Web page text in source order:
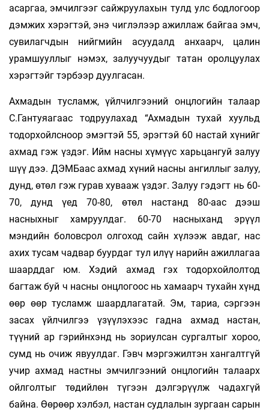
асаргаа, эмчилгээг сайжруулахын тулд улс бодлогоор
дэмжих хэрэгтэй, энэ чиглэлээр ажиллаж байгаа эмч,
сувилагчдын нийгмийн асуудалд анхаарч, цалин
урамшууллыг нэмэх, залуучуудыг татан оролцуулах
хэрэгтэйг тэрбээр дуулгасан.
Ахмадын тусламж, үйлчилгээний онцлогийн талаар
С.Гантуяагаас тодруулахад “Ахмадын тухай хуульд
тодорхойлсноор эмэгтэй 55, эрэгтэй 60 настай хүнийг
ахмад гэж үздэг. Ийм насны хүмүүс харьцангуй залуу
шүү дээ. ДЭМБаас ахмад хүний насны ангиллыг залуу,
дунд, өтөл гэж гурав хувааж үздэг. Залуу гэдэгт нь 60-
70, дунд үед 70-80, өтөл настанд 80-аас дээш
насныхныг хамруулдаг. 60-70 насныханд эрүүл
мэндийн боловсрол олгоход сайн хүлээж авдаг, нас
ахих тусам чадвар буурдаг тул илүү нарийн ажиллагаа
шаарддаг юм. Хэдий ахмад гэх тодорхойлолтод
багтаж буй ч насны онцлогоос нь хамаарч тухайн хүнд
өөр өөр тусламж шаардлагатай. Эм, тариа, сэргээн
засах үйлчилгээ үзүүлэхээс гадна ахмад настан,
түүний ар гэрийнхэнд нь зориулсан сургалтыг хороо,
сумд нь очиж явуулдаг. Гэвч мэргэжилтэн хангалтгүй
учир ахмад настны эмчилгээний онцлогийн талаарх
ойлголтыг төдийлөн түгээн дэлгэрүүлж чадахгүй
байна. Өөрөөр хэлбэл, настан судлалын зургаан сарын